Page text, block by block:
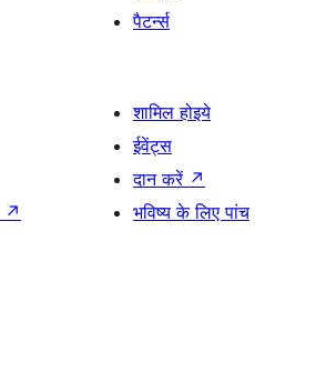
पैटर्न्स
↗
शामिल होइये
ईवेंट्स
दान करें ↗
भविष्य के लिए पांच